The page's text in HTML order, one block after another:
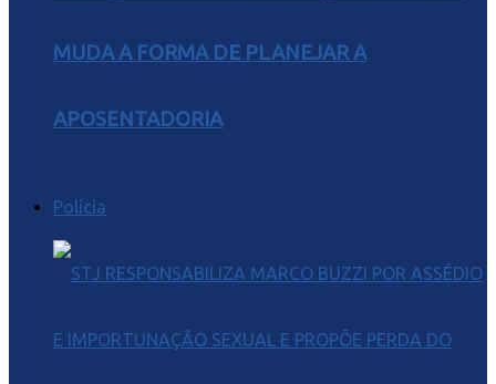
MUDA A FORMA DE PLANEJAR A
APOSENTADORIA
Polícia